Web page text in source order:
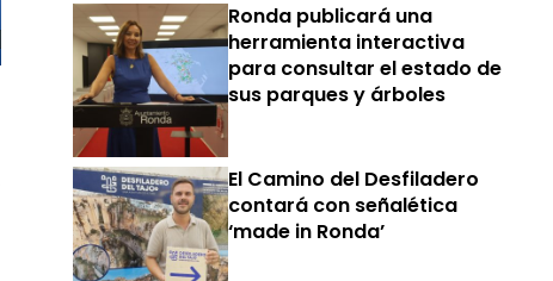
Ronda publicará una
herramienta interactiva
para consultar el estado de
sus parques y árboles
El Camino del Desfiladero
contará con señalética
‘made in Ronda’